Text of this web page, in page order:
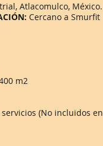
Atlacomulco, México.
Cercano a Smurfit
m2
(No incluidos en